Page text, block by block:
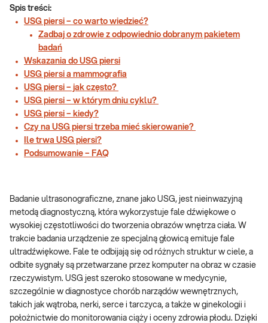
Spis treści:
USG piersi – co warto wiedzieć?
Zadbaj o zdrowie z odpowiednio dobranym pakietem
badań
Wskazania do USG piersi
USG piersi a mammografia
USG piersi – jak często?
USG piersi – w którym dniu cyklu?
USG piersi – kiedy?
Czy na USG piersi trzeba mieć skierowanie?
Ile trwa USG piersi?
Podsumowanie – FAQ
Badanie ultrasonograficzne, znane jako USG, jest nieinwazyjną
metodą diagnostyczną, która wykorzystuje fale dźwiękowe o
wysokiej częstotliwości do tworzenia obrazów wnętrza ciała. W
trakcie badania urządzenie ze specjalną głowicą emituje fale
ultradźwiękowe. Fale te odbijają się od różnych struktur w ciele, a
odbite sygnały są przetwarzane przez komputer na obraz w czasie
rzeczywistym. USG jest szeroko stosowane w medycynie,
szczególnie w diagnostyce chorób narządów wewnętrznych,
takich jak wątroba, nerki, serce i tarczyca, a także w ginekologii i
położnictwie do monitorowania ciąży i oceny zdrowia płodu. Dzięki